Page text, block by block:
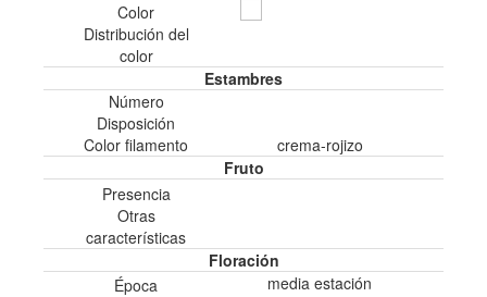
Color
Distribución del
color
Estambres
Número
Disposición
Color filamento
crema-rojizo
Fruto
Presencia
Otras
características
Floración
Época
media estación